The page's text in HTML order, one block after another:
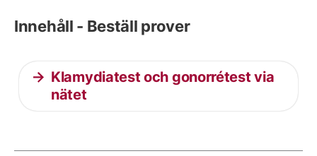
Innehåll - Beställ prover
Klamydiatest och gonorrétest via
nätet